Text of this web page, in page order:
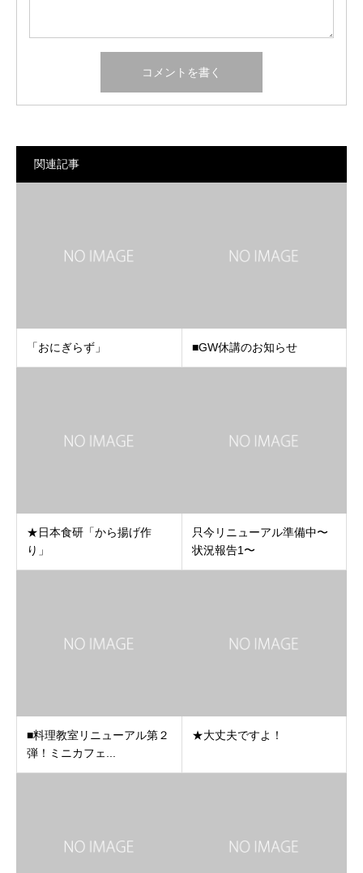
関連記事
「おにぎらず」 ■GW休講のお知らせ
★日本食研「から揚げ作
り」
只今リニューアル準備中〜
状況報告1〜
■料理教室リニューアル第２
弾！ミニカフェ...
★大丈夫ですよ！